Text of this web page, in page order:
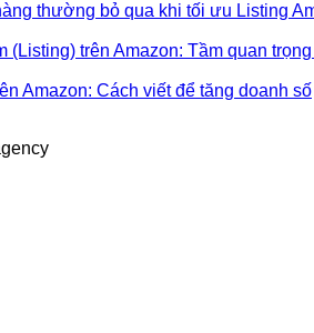
thường bỏ qua khi tối ưu Listing
(Listing) trên Amazon: Tầm quan
Amazon: Cách viết để tăng doanh số